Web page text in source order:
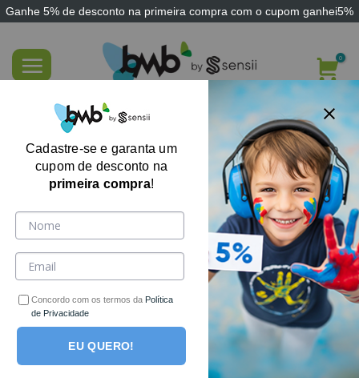
Ganhe 5% de desconto na primeira compra com o cupom ganhei5%
content
Cinta de Lateralidade para Contenção e
Transporte
Cadastre-se e garanta um
cupom de desconto na
primeira compra!
Concordo com os termos da Política
de Privacidade
EU QUERO!